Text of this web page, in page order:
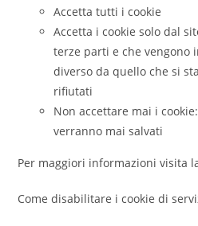
Accetta tutti i cookie
Accetta i cookie solo dal
terze parti e che vengono
diverso da quello che si
rifiutati
Non accettare mai i
verranno mai salvati
Per maggiori informazioni visita
Come disabilitare i cookie di